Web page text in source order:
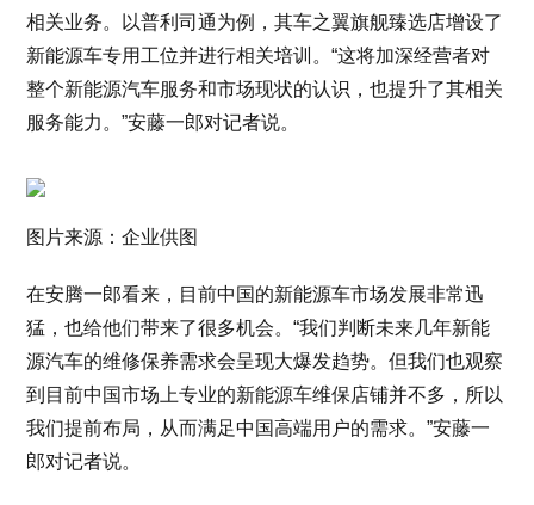
相关业务。以普利司通为例，其车之翼旗舰臻选店增设了
新能源车专用工位并进行相关培训。“这将加深经营者对
整个新能源汽车服务和市场现状的认识，也提升了其相关
服务能力。”安藤一郎对记者说。
图片来源：企业供图
在安腾一郎看来，目前中国的新能源车市场发展非常迅
猛，也给他们带来了很多机会。“我们判断未来几年新能
源汽车的维修保养需求会呈现大爆发趋势。但我们也观察
到目前中国市场上专业的新能源车维保店铺并不多，所以
我们提前布局，从而满足中国高端用户的需求。”安藤一
郎对记者说。